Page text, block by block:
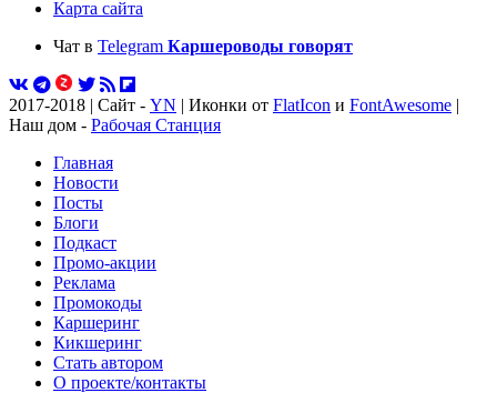
Карта сайта
Чат в Telegram Каршероводы говорят
2017-2018 | Сайт - YN | Иконки от FlatIcon и FontAwesome |
Наш дом - Рабочая Станция
Главная
Новости
Посты
Блоги
Подкаст
Промо-акции
Реклама
Промокоды
Каршеринг
Кикшеринг
Стать автором
О проекте/контакты